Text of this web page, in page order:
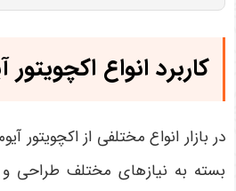
کاربرد انواع اکچویتور
در بازار انواع مختلفی از اکچویتور
بسته به نیازهای مختلف طراحی و